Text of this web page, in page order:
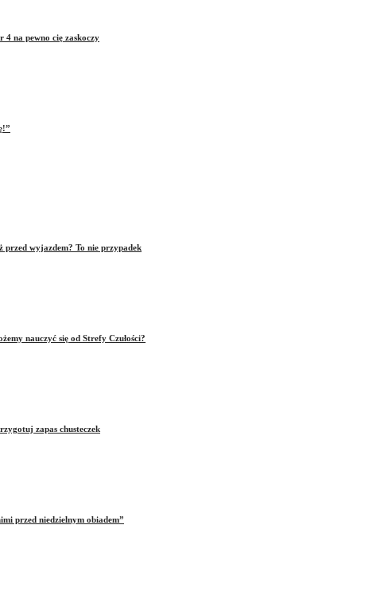
4 na pewno cię zaskoczy
przed wyjazdem? To nie przypadek
nauczyć się od Strefy Czułości?
zapas chusteczek
przed niedzielnym obiadem”